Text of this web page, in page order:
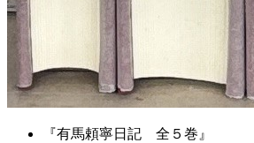
『有馬頼寧日記 全５巻』